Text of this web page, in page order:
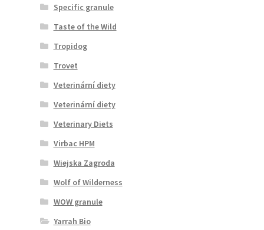
Specific granule
Taste of the Wild
Tropidog
Trovet
Veterinární diety
Veterinární diety
Veterinary Diets
Virbac HPM
Wiejska Zagroda
Wolf of Wilderness
WOW granule
Yarrah Bio